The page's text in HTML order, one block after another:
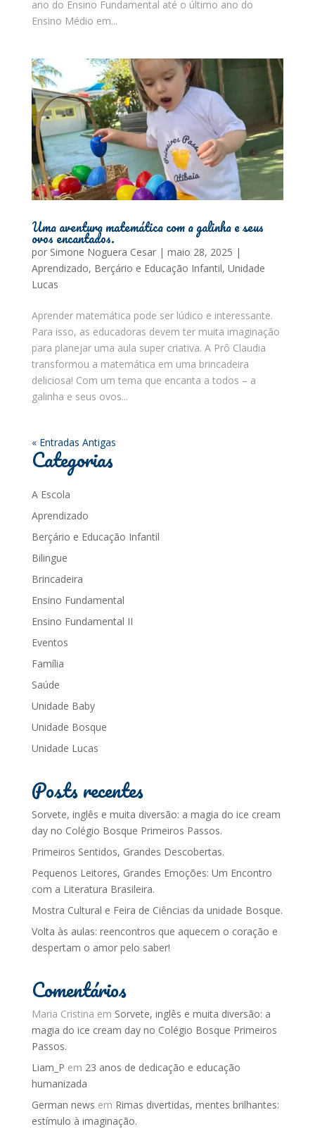
ano do Ensino Fundamental até o último ano do
Ensino Médio em...
Uma aventura matemática com a galinha e seus
ovos encantados.
por Simone Noguera Cesar| maio 28, 2025 |
Aprendizado, Berçário e Educação Infantil, Unidade
Lucas
Aprender matemática pode ser lúdico e interessante.
Para isso, as educadoras devem ter muita imaginação
para planejar uma aula super criativa. A Prô Claudia
transformou a matemática em uma brincadeira
deliciosa! Com um tema que encanta a todos – a
galinha e seus ovos...
« Entradas Antigas
Categorias
A Escola
Aprendizado
Berçário e Educação Infantil
Bilingue
Brincadeira
Ensino Fundamental
Ensino Fundamental II
Eventos
Família
Saúde
Unidade Baby
Unidade Bosque
Unidade Lucas
Posts recentes
Sorvete, inglês e muita diversão: a magia do ice cream
day no Colégio Bosque Primeiros Passos.
Primeiros Sentidos, Grandes Descobertas.
Pequenos Leitores, Grandes Emoções: Um Encontro
com a Literatura Brasileira.
Mostra Cultural e Feira de Ciências da unidade Bosque.
Volta às aulas: reencontros que aquecem o coração e
despertam o amor pelo saber!
Comentários
Maria Cristina em Sorvete, inglês e muita diversão: a
magia do ice cream day no Colégio Bosque Primeiros
Passos.
Liam_P em 23 anos de dedicação e educação
humanizada
German news em Rimas divertidas, mentes brilhantes:
estímulo à imaginação.